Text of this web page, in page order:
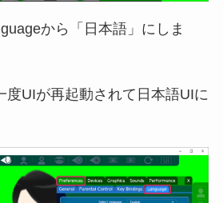
から「日本語」にしま
度UIが再起動されて日本語UIに